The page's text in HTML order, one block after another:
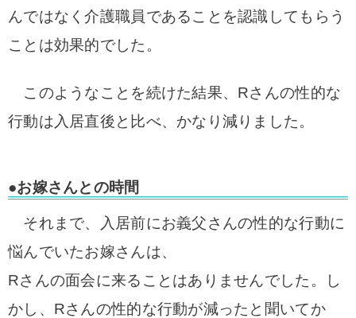
んではなく介護職員であることを認識してもらう
ことは効果的でした。
このようなことを続けた結果、Rさんの性的な
行動は入居直後と比べ、かなり減りました。
●お嫁さんとの時間
それまで、入居前にお義父さんの性的な行動に
悩んでいたお嫁さんは、
Rさんの面会に来ることはありませんでした。
し
かし、Rさんの性的な行動が減ったと聞いてか